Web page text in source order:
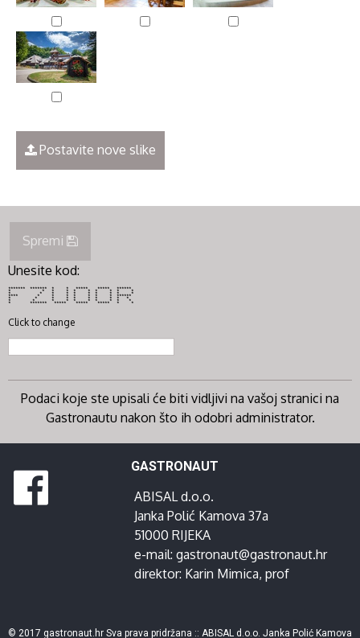
Postavite nove slike
Spremi
Unesite kod:
******* ******* * * ***** ***** ******
* * * * * * * * * *
* * * * * * * * * *
**** * * * * * * * ******
* * * * * * * * * *
* * * * * * * * * *
* ******* ***** ***** ***** * *
Click to change
Podaci koje ste upisali će biti vidljivi na vašoj stranici na
Gastronautu nakon što ih odobri administrator.
GASTRONAUT
ABISAL d.o.o.
Janka Polić Kamova 37a
51000 RIJEKA
e-mail: gastronaut@gastronaut.hr
direktor: Karin Mimica, prof
© 2017 gastronaut.hr Sva prava pridržana :: ABISAL d.o.o. Janka Polić Kamova